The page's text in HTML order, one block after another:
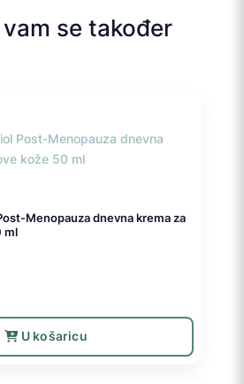
se također
Menopauza dnevna krema za
ml
U košaricu